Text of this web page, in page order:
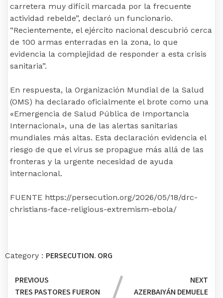
carretera muy difícil marcada por la frecuente
actividad rebelde”, declaró un funcionario.
“Recientemente, el ejército nacional descubrió cerca
de 100 armas enterradas en la zona, lo que
evidencia la complejidad de responder a esta crisis
sanitaria”.
En respuesta, la Organización Mundial de la Salud
(OMS) ha declarado oficialmente el brote como una
«Emergencia de Salud Pública de Importancia
Internacional», una de las alertas sanitarias
mundiales más altas. Esta declaración evidencia el
riesgo de que el virus se propague más allá de las
fronteras y la urgente necesidad de ayuda
internacional.
FUENTE https://persecution.org/2026/05/18/drc-
christians-face-religious-extremism-ebola/
Category : PERSECUTION. ORG
PREVIOUS
TRES PASTORES FUERON
NEXT
AZERBAIYÁN DEMUELE